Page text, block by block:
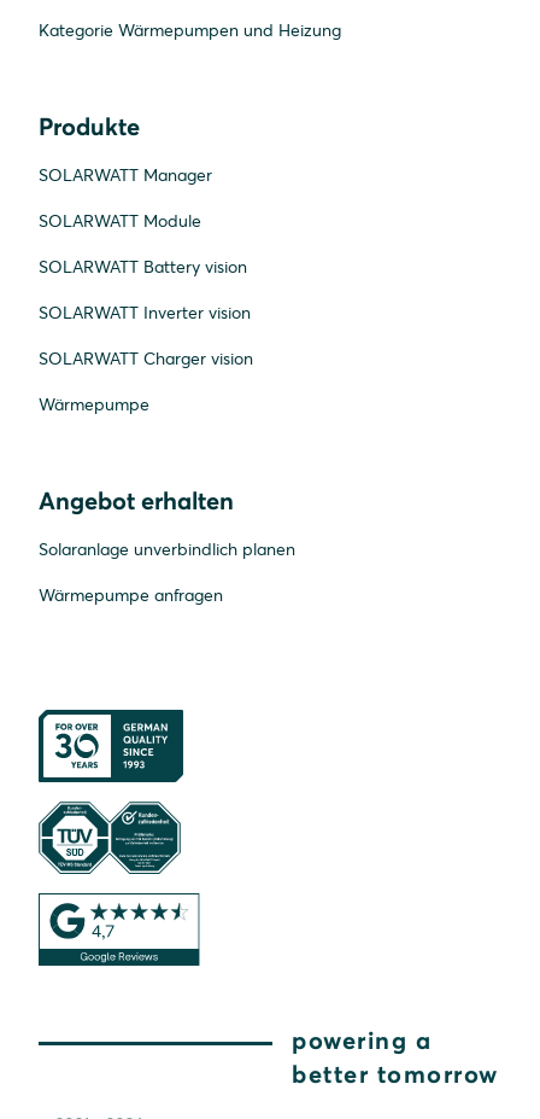
Kategorie Wärmepumpen und Heizung
Produkte
SOLARWATT Manager
SOLARWATT Module
SOLARWATT Battery vision
SOLARWATT Inverter vision
SOLARWATT Charger vision
Wärmepumpe
Angebot erhalten
Solaranlage unverbindlich planen
Wärmepumpe anfragen
powering a
better tomorrow